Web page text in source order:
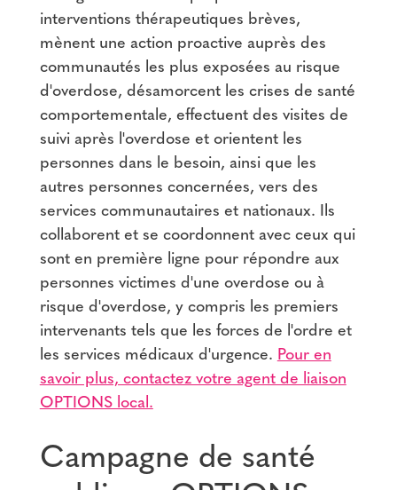
interventions thérapeutiques brèves,
mènent une action proactive auprès des
communautés les plus exposées au risque
d'overdose, désamorcent les crises de santé
comportementale, effectuent des visites de
suivi après l'overdose et orientent les
personnes dans le besoin, ainsi que les
autres personnes concernées, vers des
services communautaires et nationaux. Ils
collaborent et se coordonnent avec ceux qui
sont en première ligne pour répondre aux
personnes victimes d'une overdose ou à
risque d'overdose, y compris les premiers
intervenants tels que les forces de l'ordre et
les services médicaux d'urgence. Pour en
savoir plus, contactez votre agent de liaison
OPTIONS local.
Campagne de santé